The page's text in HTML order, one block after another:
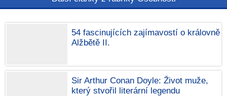
54 fascinujících zajímavostí o královně
Alžbětě II.
Sir Arthur Conan Doyle: Život muže,
který stvořil literární legendu